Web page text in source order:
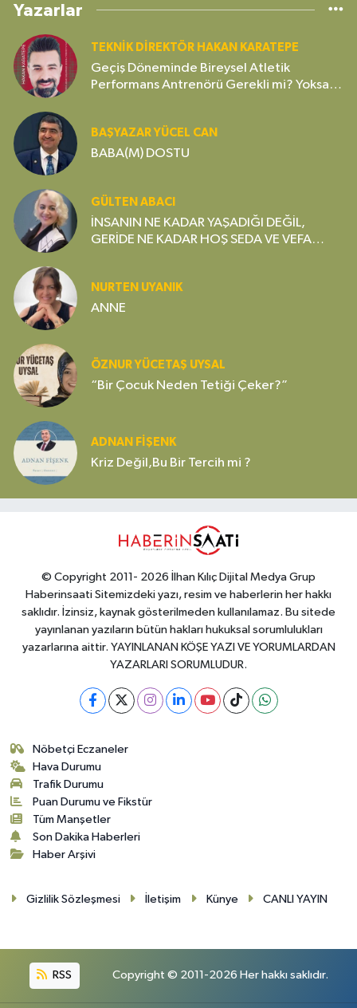
Yazarlar
TEKNIK DIREKTÖR HAKAN KARATEPE
Geçiş Döneminde Bireysel Atletik
Performans Antrenörü Gerekli mi? Yoksa
BAŞYAZAR YÜCEL CAN
BABA(M) DOSTU
GÜLTEN ABACI
İNSANIN NE KADAR YAŞADIĞI DEĞİL,
GERİDE NE KADAR HOŞ SEDA VE VEFA
NURTEN UYANIK
ANNE
ÖZNUR YÜCETAŞ UYSAL
“Bir Çocuk Neden Tetiği Çeker?”
ADNAN FİŞENK
Kriz Değil,Bu Bir Tercih mi ?
© Copyright 2011- 2026 İlhan Kılıç Dijital Medya Grup
Haberinsaati Sitemizdeki yazı, resim ve haberlerin her hakkı
saklıdır. İzinsiz, kaynak gösterilmeden kullanılamaz. Bu sitede
yayınlanan yazıların bütün hakları hukuksal sorumlulukları
yazarlarına aittir. YAYINLANAN KÖŞE YAZI VE YORUMLARDAN
YAZARLARI SORUMLUDUR.
Nöbetçi Eczaneler
Hava Durumu
Trafik Durumu
Puan Durumu ve Fikstür
Tüm Manşetler
Son Dakika Haberleri
Haber Arşivi
Gizlilik Sözleşmesi İletişim Künye CANLI YAYIN
RSS Copyright © 2011-2026 Her hakkı saklıdır.